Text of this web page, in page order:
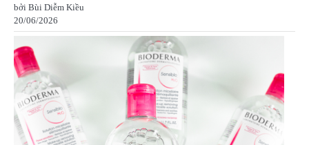
bởi Bùi Diễm Kiều
20/06/2026